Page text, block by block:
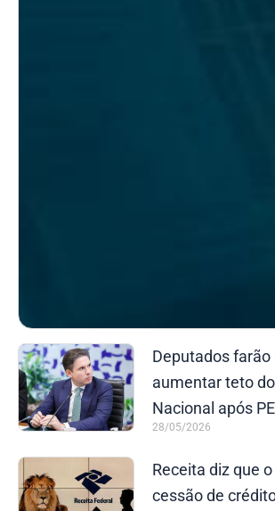
Deputados farão
aumentar teto
Nacional após
28/05/2026
Receita diz que
cessão de
Página
PáginaPáginaPágina